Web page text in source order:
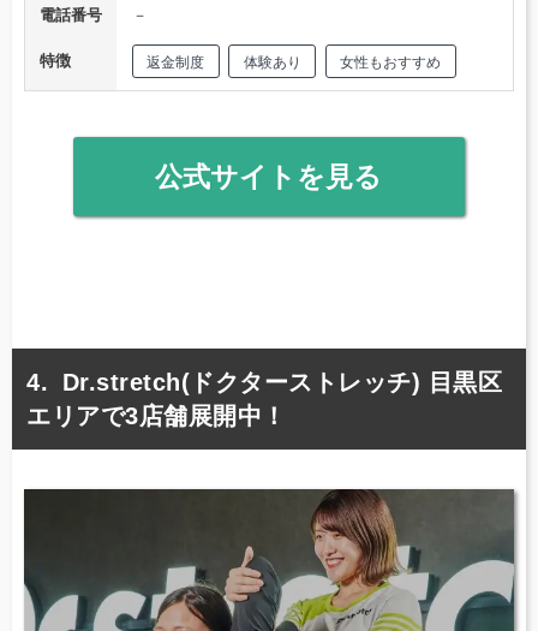
電話番号 －
特徴 返金制度 体験あり 女性もおすすめ
公式サイトを見る
Dr.stretch(ドクターストレッチ) 目黒区
エリアで3店舗展開中！